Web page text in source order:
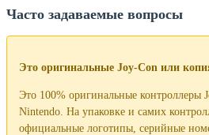
Часто задаваемые вопросы
Это оригинальные Joy-Con или
Это 100% оригинальные контроллеры
Nintendo. На упаковке и самих
официальные логотипы, серийные